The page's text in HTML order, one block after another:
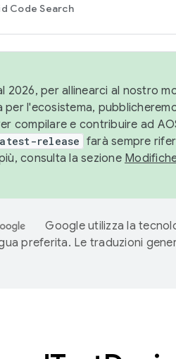
Code Search
2026, per allinearci al nostro
l'ecosistema,
compilare e contribuire ad
release farà sempre
consulta la sezione
Google utilizza la
preferita. Le traduzioni